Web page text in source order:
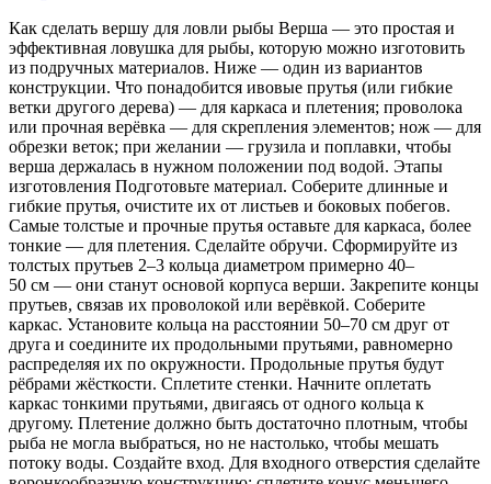
Как сделать вершу для ловли рыбы Верша — это простая и
эффективная ловушка для рыбы, которую можно изготовить
из подручных материалов. Ниже — один из вариантов
конструкции. Что понадобится ивовые прутья (или гибкие
ветки другого дерева) — для каркаса и плетения; проволока
или прочная верёвка — для скрепления элементов; нож — для
обрезки веток; при желании — грузила и поплавки, чтобы
верша держалась в нужном положении под водой. Этапы
изготовления Подготовьте материал. Соберите длинные и
гибкие прутья, очистите их от листьев и боковых побегов.
Самые толстые и прочные прутья оставьте для каркаса, более
тонкие — для плетения. Сделайте обручи. Сформируйте из
толстых прутьев 2–3 кольца диаметром примерно 40–
50 см — они станут основой корпуса верши. Закрепите концы
прутьев, связав их проволокой или верёвкой. Соберите
каркас. Установите кольца на расстоянии 50–70 см друг от
друга и соедините их продольными прутьями, равномерно
распределяя их по окружности. Продольные прутья будут
рёбрами жёсткости. Сплетите стенки. Начните оплетать
каркас тонкими прутьями, двигаясь от одного кольца к
другому. Плетение должно быть достаточно плотным, чтобы
рыба не могла выбраться, но не настолько, чтобы мешать
потоку воды. Создайте вход. Для входного отверстия сделайте